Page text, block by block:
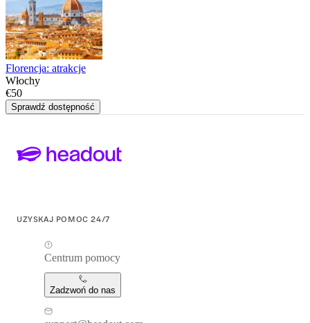
Florencja: atrakcje
Włochy
€50
Sprawdź dostępność
UZYSKAJ POMOC 24/7
Centrum pomocy
Zadzwoń do nas